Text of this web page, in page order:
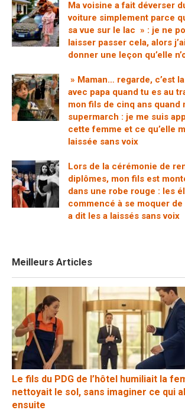
Ma voisine a fait déverser
voiture simplement parce
sa vue sur le lac » : je ne
laisser passer cela, alors
donner une leçon qu’elle
» Maman… regarde, c’est
avec papa quand tu es au
mon fils de cinq ans quand
supermarch : je me suis
cette femme et ce qu’elle
laissée sans voix
Lors de la cérémonie de
diplômes, mon fils est
dans une robe rouge : les
commencé à se moquer de
a dit les a laissés sans voix
Meilleurs Articles
Le fils du PDG de l’hôtel humiliait la
nettoyait le sol, sans imaginer ce qui
ensuite